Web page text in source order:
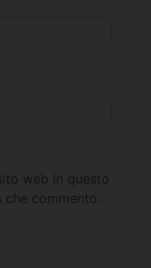
web in questo
commento.